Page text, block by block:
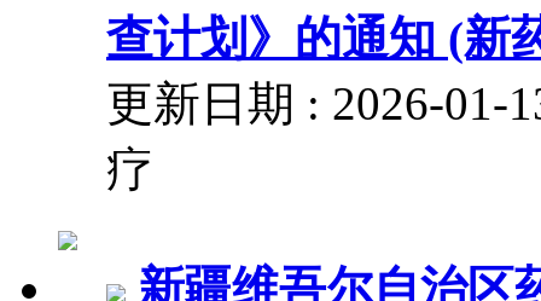
查计划》的通知 (新
更新日期 : 2026-
疗
新疆维吾尔自治区